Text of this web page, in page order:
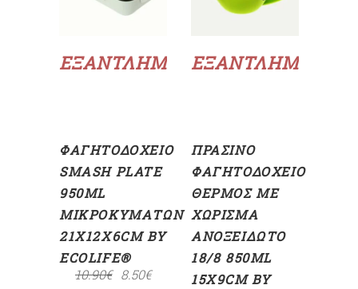
ΕΞΑΝΤΛΗΜΈΝΟ
Διαβάστε
ΦΑΓΗΤΟΔΟΧΕΊΟ
SMASH PLATE
950ML
ΜΙΚΡΟΚΥΜΆΤΩΝ
21X12X6CM BY
ECOLIFE®
10.90€ 8.50€
ΕΞΑΝΤΛΗΜΈΝΟ
Διαβάστε
ΠΡΆΣΙΝΟ
ΦΑΓΗΤΟΔΟΧΕΊΟ
ΘΕΡΜΌΣ ΜΕ
ΧΏΡΙΣΜΑ
ΑΝΟΞΕΊΔΩΤΟ
18/8 850ML
15X9CM BY